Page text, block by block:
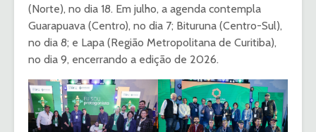
(Norte), no dia 18. Em julho, a agenda contempla
Guarapuava (Centro), no dia 7; Bituruna (Centro-Sul),
no dia 8; e Lapa (Região Metropolitana de Curitiba),
no dia 9, encerrando a edição de 2026.